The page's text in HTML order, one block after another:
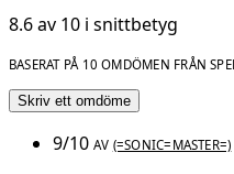
8.6 av 10 i snittbetyg
BASERAT PÅ 10 OMDÖMEN FRÅN
Skriv ett omdöme
9/10 AV (=SONIC=MASTER=)